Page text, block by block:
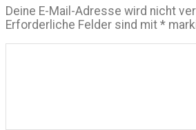
Deine E-Mail-Adresse wird nicht
Erforderliche Felder sind mit *